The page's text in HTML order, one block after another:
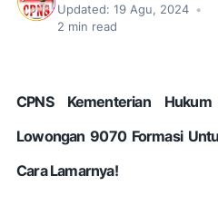
Updated: 19 Agu, 2024 •
2 min read
CPNS Kementerian
Lowongan 9070 Formasi
Cara Lamarnya!